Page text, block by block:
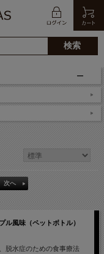
次へ
ル風味（ペットボトル）
脱水症のための食事療法